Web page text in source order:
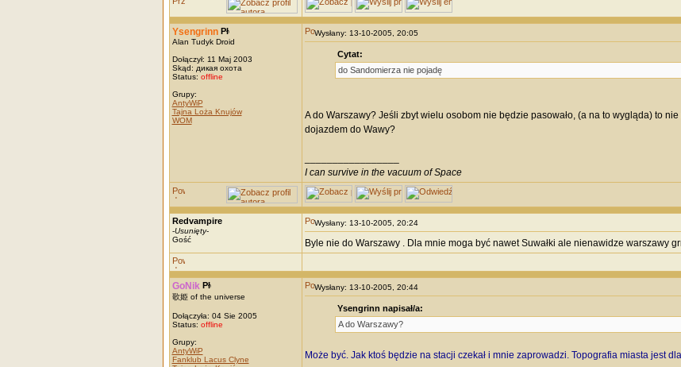
Ysengrinn
Alan Tudyk Droid
Dołączył: 11 Maj 2003
Skąd: дикая охота
Status: offline
Grupy:
AntyWiP
Tajna Loża Knujów
WOM
Wysłany: 13-10-2005, 20:05
Cytat:
do Sandomierza nie pojadę
A do Warszawy? Jeśli zbyt wielu osobom nie będzie pasowało, (a na to wygląda) to
dojazdem do Wawy?
I can survive in the vacuum of Space
Redvampire
-Usunięty-
Gość
Wysłany: 13-10-2005, 20:24
Byle nie do Warszawy . Dla mnie moga być nawet Suwałki ale nienawidze warszawy
GoNik
歌姫 of the universe
Dołączyła: 04 Sie 2005
Status: offline
Grupy:
AntyWiP
Fanklub Lacus Clyne
Wysłany: 13-10-2005, 20:44
Ysengrinn napisał/a:
A do Warszawy?
Może być. Jak ktoś będzie na stacji czekał i mnie zaprowadzi. Topografia miasta jest